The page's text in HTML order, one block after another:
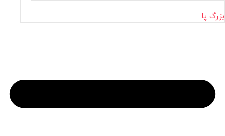
بزرگ پا